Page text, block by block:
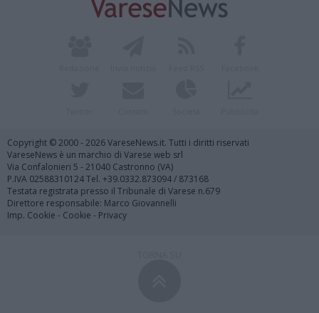
Copyright © 2000 - 2026 VareseNews.it. Tutti i diritti riservati
VareseNews è un marchio di Varese web srl
Via Confalonieri 5 - 21040 Castronno (VA)
P.IVA 02588310124 Tel. +39.0332.873094 / 873168
Testata registrata presso il Tribunale di Varese n.679
Direttore responsabile: Marco Giovannelli
Imp. Cookie - Cookie - Privacy